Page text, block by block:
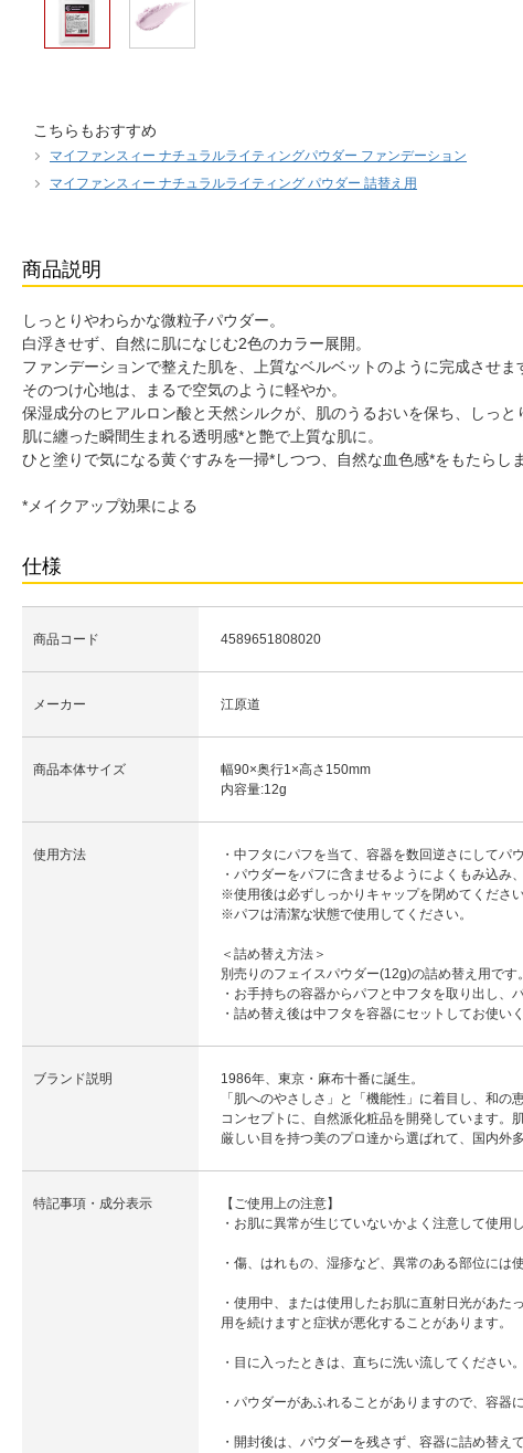
こちらもおすすめ
マイファンスィー ナチュラルライティングパウダー ファンデーション
マイファンスィー ナチュラルライティング パウダー 詰替え用
商品説明
しっとりやわらかな微粒子パウダー。
白浮きせず、自然に肌になじむ2色のカラー展開。
ファンデーションで整えた肌を、上質なベルベットのように完成させま
そのつけ心地は、まるで空気のように軽やか。
保湿成分のヒアルロン酸と天然シルクが、肌のうるおいを保ち、しっと
肌に纏った瞬間生まれる透明感*と艶で上質な肌に。
ひと塗りで気になる黄ぐすみを一掃*しつつ、自然な血色感*をもたらしま
*メイクアップ効果による
仕様
商品コード 4589651808020
メーカー 江原道
商品本体サイズ
幅90×奥行1×高さ150mm
内容量:12g
使用方法
・中フタにパフを当て、容器を数回逆さにしてパ
・パウダーをパフに含ませるようによくもみ込み
※使用後は必ずしっかりキャップを閉めてください
※パフは清潔な状態で使用してください。
＜詰め替え方法＞
別売りのフェイスパウダー(12g)の詰め替え用です。
・お手持ちの容器からパフと中フタを取り出し、
・詰め替え後は中フタを容器にセットしてお使いく
ブランド説明
1986年、東京・麻布十番に誕生。
「肌へのやさしさ」と「機能性」に着目し、和
コンセプトに、自然派化粧品を開発しています。
厳しい目を持つ美のプロ達から選ばれて、国内外
特記事項・成分表示
【ご使用上の注意】
・お肌に異常が生じていないかよく注意して使用
・傷、はれもの、湿疹など、異常のある部位には
・使用中、または使用したお肌に直射日光があ
用を続けますと症状が悪化することがあります。
・目に入ったときは、直ちに洗い流してください
・パウダーがあふれることがありますので、容器
・開封後は、パウダーを残さず、容器に詰め替え